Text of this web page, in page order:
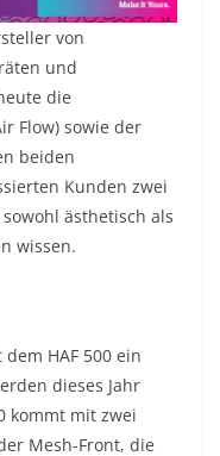
von
und
die
Flow) sowie der
beiden
Kunden zwei
ästhetisch als
wissen.
HAF 500 ein
dieses Jahr
kommt mit zwei
Mesh-Front, die